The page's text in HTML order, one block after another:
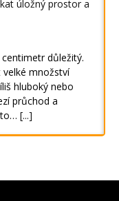
úložný prostor a
důležitý.
množství
hluboký nebo
průchod a
[...]